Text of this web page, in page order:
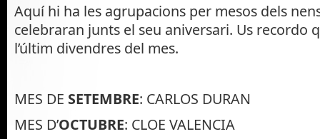
Aquí hi ha les agrupacions per mesos dels
celebraran junts el seu aniversari. Us recordo
l’últim divendres del mes.
MES DE SETEMBRE: CARLOS DURAN
MES D’OCTUBRE: CLOE VALENCIA